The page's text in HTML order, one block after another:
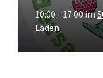
10:00 - 17:00im
Laden